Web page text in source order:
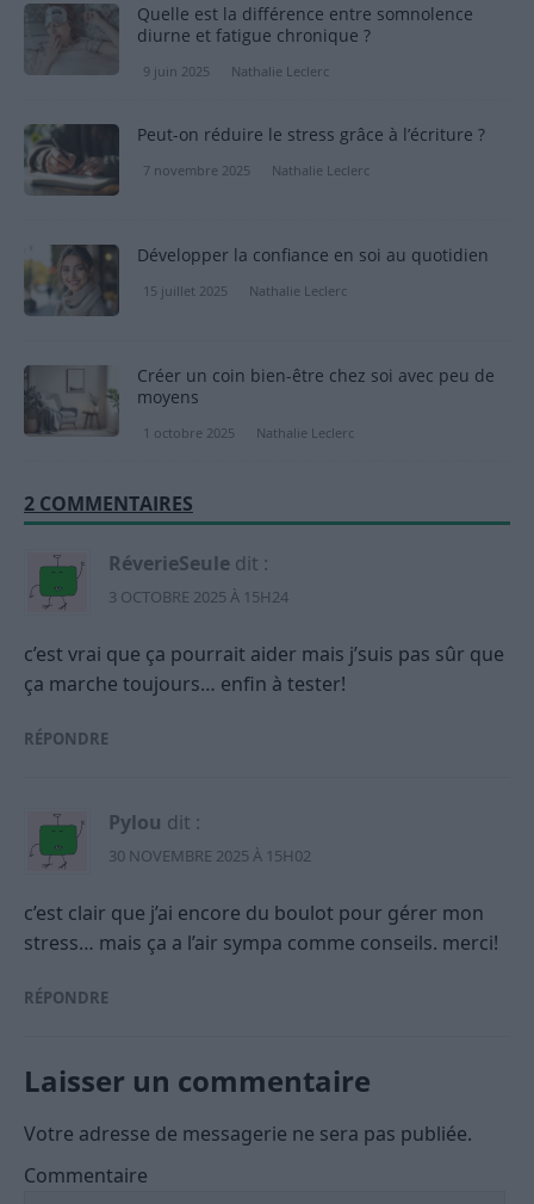
Quelle est la différence entre somnolence
diurne et fatigue chronique ?
9 juin 2025 Nathalie Leclerc
Peut-on réduire le stress grâce à l’écriture ?
7 novembre 2025 Nathalie Leclerc
Développer la confiance en soi au quotidien
15 juillet 2025 Nathalie Leclerc
Créer un coin bien-être chez soi avec peu de
moyens
1 octobre 2025 Nathalie Leclerc
2 COMMENTAIRES
RéverieSeule dit :
3 OCTOBRE 2025 À 15H24
c’est vrai que ça pourrait aider mais j’suis pas sûr que
ça marche toujours… enfin à tester!
RÉPONDRE
Pylou dit :
30 NOVEMBRE 2025 À 15H02
c’est clair que j’ai encore du boulot pour gérer mon
stress… mais ça a l’air sympa comme conseils. merci!
RÉPONDRE
Laisser un commentaire
Votre adresse de messagerie ne sera pas publiée.
Commentaire